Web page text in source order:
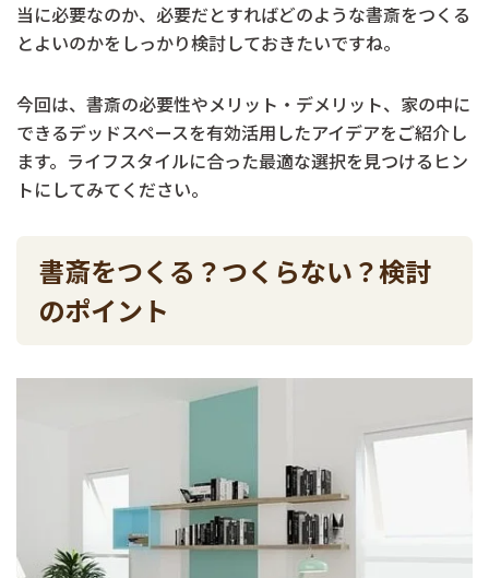
当に必要なのか、必要だとすればどのような書斎をつくる
とよいのかをしっかり検討しておきたいですね。
今回は、書斎の必要性やメリット・デメリット、家の中に
できるデッドスペースを有効活用したアイデアをご紹介し
ます。ライフスタイルに合った最適な選択を見つけるヒン
トにしてみてください。
書斎をつくる？つくらない？検討
のポイント